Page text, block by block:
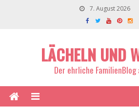
7. August 2026
LÄCHELN UND
Der ehrliche FamilienBlog